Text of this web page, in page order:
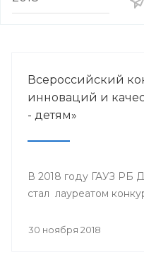
Всероссийский
инноваций и
- детям»
В 2018 году ГАУЗ РБ
стал лауреатом
30 ноября 2018